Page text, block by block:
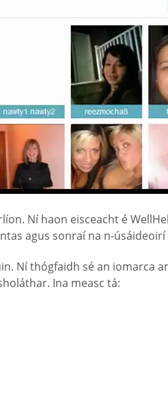
Ní haon eisceacht é
agus sonraí na n-
Ní thógfaidh sé an iomarca
Ina measc tá: